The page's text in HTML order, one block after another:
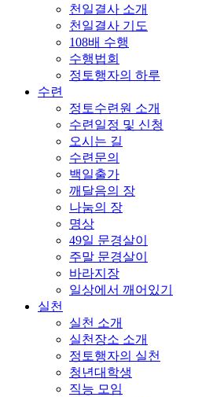
천일결사 소개
천일결사 기도
108배 수행
수행법회
정토행자의 하루
수련
정토수련원 소개
수련일정 및 신청
오시는 길
수련문의
백일출가
깨달음의 장
나눔의 장
명상
49일 문경살이
주말 문경살이
바라지장
일상에서 깨어있기
실천
실천 소개
실천장소 소개
정토행자의 실천
청년대학생
직능 모임